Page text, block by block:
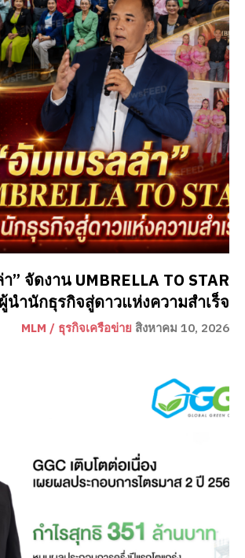
” จัดงาน UMBRELLA TO STAR
นำนักธุรกิจสู่ดาวแห่งความสำเร็จ
MLM / ธุรกิจเครือข่าย สิงหาคม 10, 2026